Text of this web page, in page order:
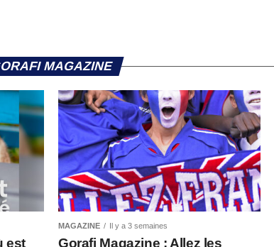
MAGAZINE
est
MAGAZINE Il y a 3 semaines
Gorafi Magazine : Allez les